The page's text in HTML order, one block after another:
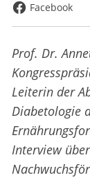
Facebook
Prof. Dr.
Leiterin der
Diabetologie
Interview